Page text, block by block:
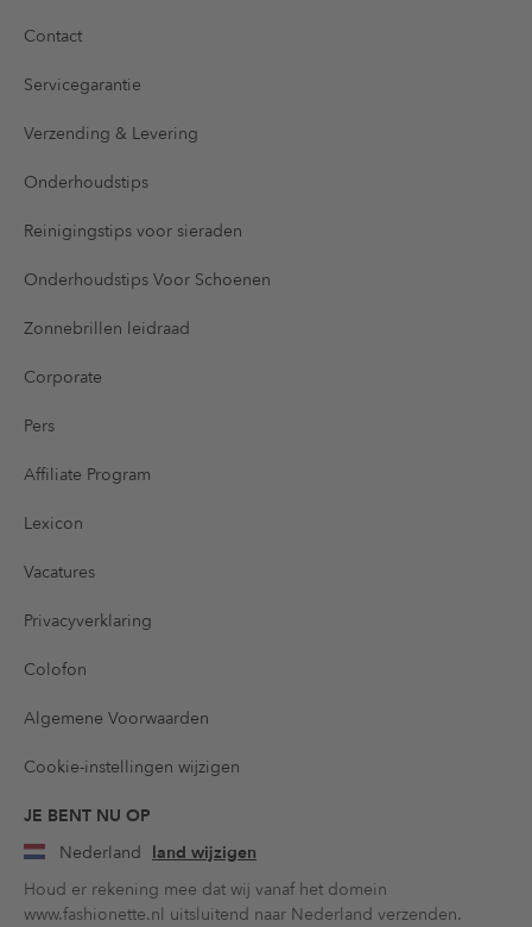
Contact
Servicegarantie
Verzending & Levering
Onderhoudstips
Reinigingstips voor sieraden
Onderhoudstips Voor Schoenen
Zonnebrillen leidraad
Corporate
Pers
Affiliate Program
Lexicon
Vacatures
Privacyverklaring
Colofon
Algemene Voorwaarden
Cookie-instellingen wijzigen
JE BENT NU OP
Nederland land wijzigen
Houd er rekening mee dat wij vanaf het domein
www.fashionette.nl uitsluitend naar Nederland verzenden.